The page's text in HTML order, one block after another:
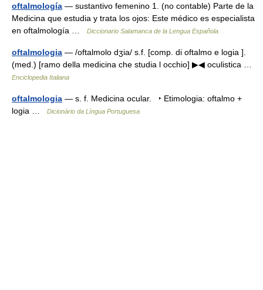
oftalmología — sustantivo femenino 1. (no contable) Parte de la
Medicina que estudia y trata los ojos: Este médico es especialista
en oftalmología …
Diccionario Salamanca de la Lengua Española
oftalmologia — /oftalmolo dʒia/ s.f. [comp. di oftalmo e logia ].
(med.) [ramo della medicina che studia l occhio] ▶◀ oculistica …
Enciclopedia Italiana
oftalmologia — s. f. Medicina ocular. ‣ Etimologia: oftalmo +
logia …
Dicionário da Língua Portuguesa